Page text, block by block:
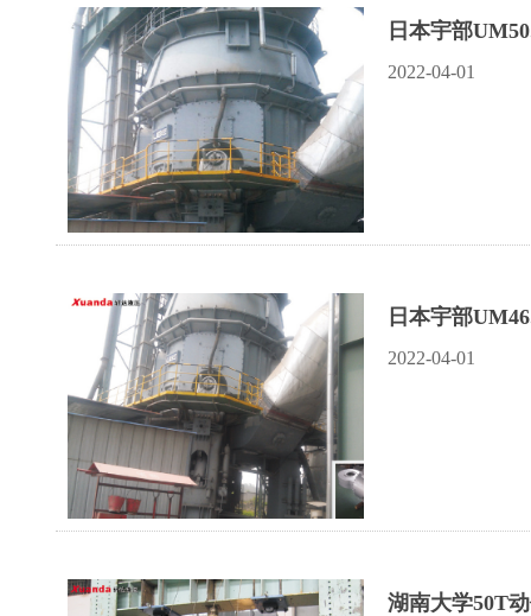
日本宇部
2022-04-01
日本宇部
2022-04-01
湖南大学50T